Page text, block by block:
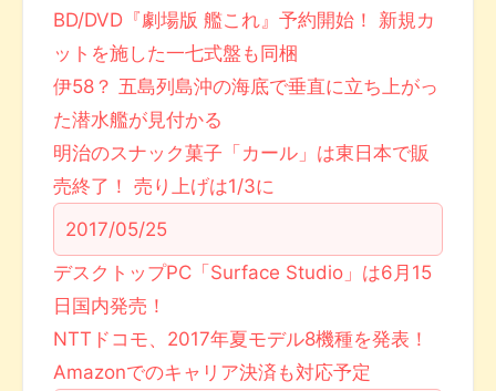
BD/DVD『劇場版 艦これ』予約開始！ 新規カ
ットを施した一七式盤も同梱
伊58？ 五島列島沖の海底で垂直に立ち上がっ
た潜水艦が見付かる
明治のスナック菓子「カール」は東日本で販
売終了！ 売り上げは1/3に
2017/05/25
デスクトップPC「Surface Studio」は6月15
日国内発売！
NTTドコモ、2017年夏モデル8機種を発表！
Amazonでのキャリア決済も対応予定